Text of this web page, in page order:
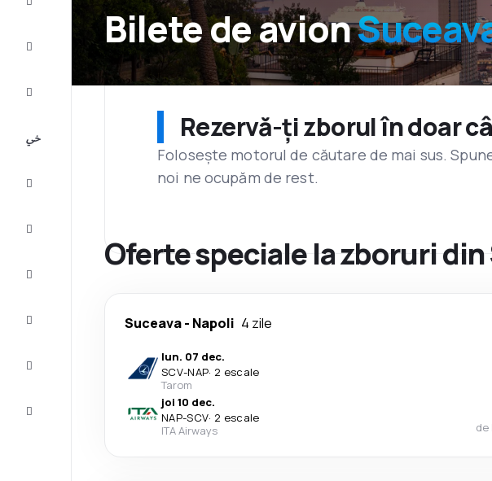
Bilete de avion
Rezervă-ți zborul în doar
Folosește motorul de căutare de mai sus.
noi ne ocupăm de rest.
Oferte speciale la zboruri
Suceava- Napoli 4 zile
lun. 07 dec.
SCV-NAP· 2 escale
Tarom
joi 10 dec.
NAP-SCV· 2 escale
ITA Airways
de